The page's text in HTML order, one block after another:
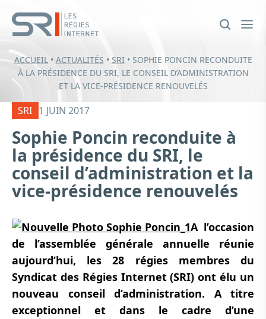
ACCUEIL• ACTUALITÉS • SRI • SOPHIE PONCIN RECONDUITE
À LA PRÉSIDENCE DU SRI, LE CONSEIL D’ADMINISTRATION
ET LA VICE-PRÉSIDENCE RENOUVELÉS
SRI 1 JUIN 2017
Sophie Poncin reconduite à
la présidence du SRI, le
conseil d’administration et la
vice-présidence renouvelés
A l’occasion
de l’assemblée générale annuelle réunie
aujourd’hui, les 28 régies membres du
Syndicat des Régies Internet (SRI) ont élu un
nouveau conseil d’administration. A titre
exceptionnel et dans le cadre d’une